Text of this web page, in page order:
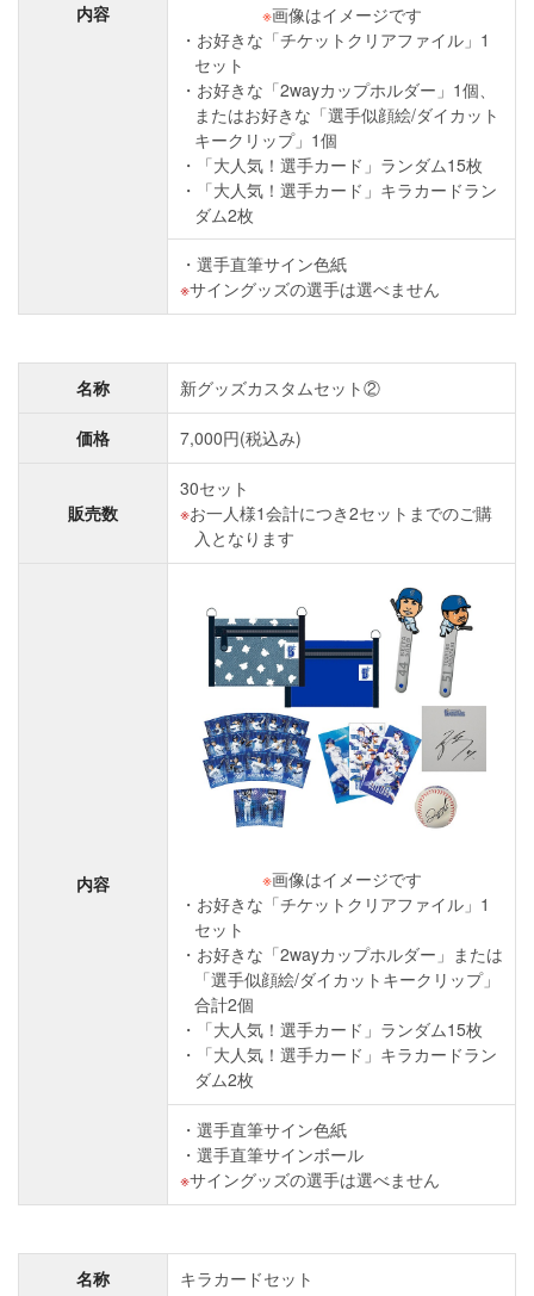
内容 ※画像はイメージです
お好きな「チケットクリアファイル」1
セット
お好きな「2wayカップホルダー」1個、
またはお好きな「選手似顔絵/ダイカット
キークリップ」1個
「大人気！選手カード」ランダム15枚
「大人気！選手カード」キラカードラン
ダム2枚
選手直筆サイン色紙
サイングッズの選手は選べません
名称 新グッズカスタムセット②
価格 7,000円(税込み)
販売数
30セット
お一人様1会計につき2セットまでのご購
入となります
内容 ※画像はイメージです
お好きな「チケットクリアファイル」1
セット
お好きな「2wayカップホルダー」または
「選手似顔絵/ダイカットキークリップ」
合計2個
「大人気！選手カード」ランダム15枚
「大人気！選手カード」キラカードラン
ダム2枚
選手直筆サイン色紙
選手直筆サインボール
サイングッズの選手は選べません
名称 キラカードセット